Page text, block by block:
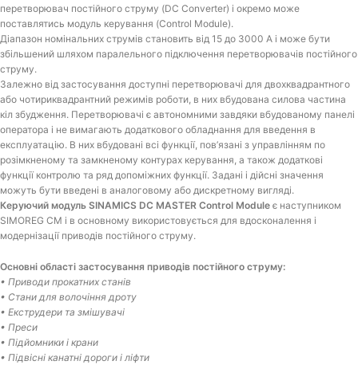
перетворювач постійного струму (DC Converter) і окремо може
поставлятись модуль керування (Control Module).
Діапазон номінальних струмів становить від 15 до 3000 А і може бути
збільшений шляхом паралельного підключення перетворювачів постійного
струму.
Залежно від застосування доступні перетворювачі для двохквадрантного
або чотириквадрантний режимів роботи, в них вбудована силова частина
кіл збудження. Перетворювачі є автономними завдяки вбудованому панелі
оператора і не вимагають додаткового обладнання для введення в
експлуатацію. В них вбудовані всі функції, пов’язані з управлінням по
розімкненому та замкненому контурах керування, а також додаткові
функції контролю та ряд допоміжних функції. Задані і дійсні значення
можуть бути введені в аналоговому або дискретному вигляді.
Керуючий модуль SINAMICS DC MASTER Control Module є наступником
SIMOREG CM і в основному використовується для вдосконалення і
модернізації приводів постійного струму.
Основні області застосування приводів постійного струму:
• Приводи прокатних станів
• Стани для волочіння дроту
• Екструдери та змішувачі
• Преси
• Підйомники і крани
• Підвісні канатні дороги і ліфти